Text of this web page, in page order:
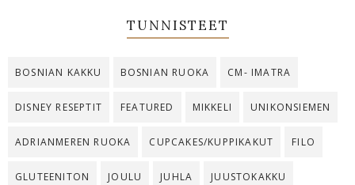
TUNNISTEET
BOSNIAN KAKKU BOSNIAN RUOKA CM- IMATRA
DISNEY RESEPTIT FEATURED MIKKELI UNIKONSIEMEN
ADRIANMEREN RUOKA CUPCAKES/KUPPIKAKUT FILO
GLUTEENITON JOULU JUHLA JUUSTOKAKKU